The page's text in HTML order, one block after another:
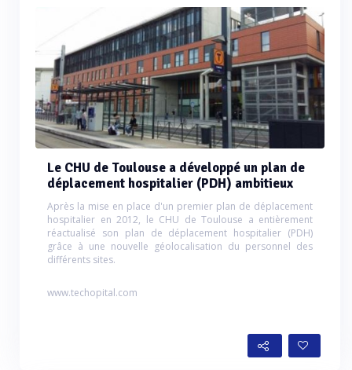
Le CHU de Toulouse a développé un plan de
déplacement hospitalier (PDH) ambitieux
Après la mise en place d'un premier plan de déplacement
hospitalier en 2012, le CHU de Toulouse a entièrement
réactualisé son plan de déplacement hospitalier (PDH)
grâce à une nouvelle géolocalisation du personnel des
différents sites.
www.techopital.com